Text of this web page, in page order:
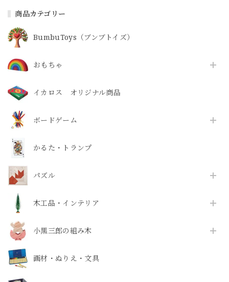
商品カテゴリー
BumbuToys（ブンブトイズ）
おもちゃ
イカロス オリジナル商品
ボードゲーム
かるた・トランプ
パズル
木工品・インテリア
小黒三郎の組み木
画材・ぬりえ・文具